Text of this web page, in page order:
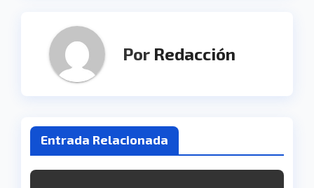
Por Redacción
Entrada Relacionada